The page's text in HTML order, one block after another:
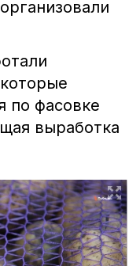
по фасовке
выработка